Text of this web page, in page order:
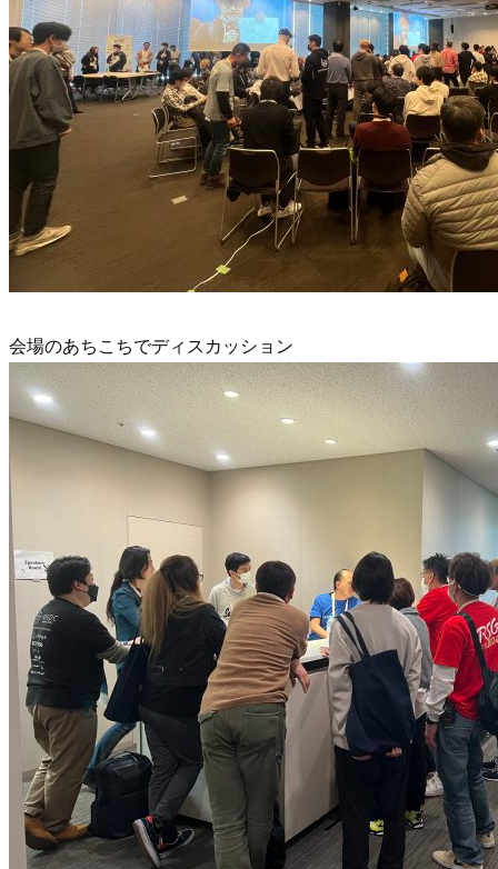
会場のあちこちでディスカッション